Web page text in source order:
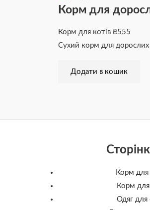
Корм для
Корм для котів ₴555
Сухий корм для дорослих
Додати в кошик
Корм для
Корм для
Одяг для